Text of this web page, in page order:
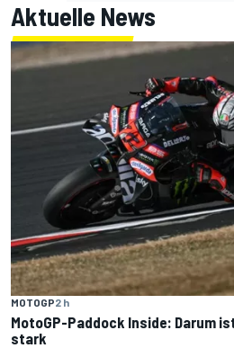
Aktuelle News
MOTOGP2 h
MotoGP-Paddock Inside: Darum
stark